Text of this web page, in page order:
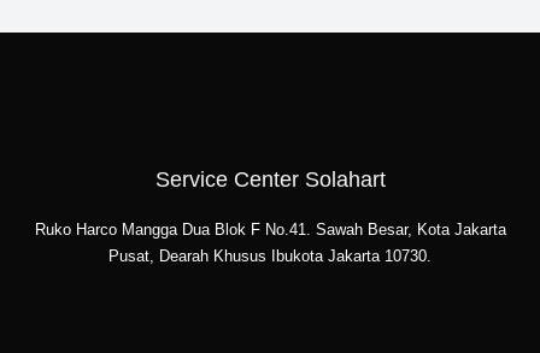
Service Center Solahart
Ruko Harco Mangga Dua Blok F No.41. Sawah Besar, Kota Jakarta
Pusat, Dearah Khusus Ibukota Jakarta 10730.